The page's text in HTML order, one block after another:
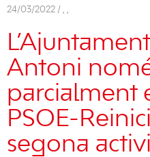
24/03/2022 / , ,
Antoni
parcialment
PSOE-
segona